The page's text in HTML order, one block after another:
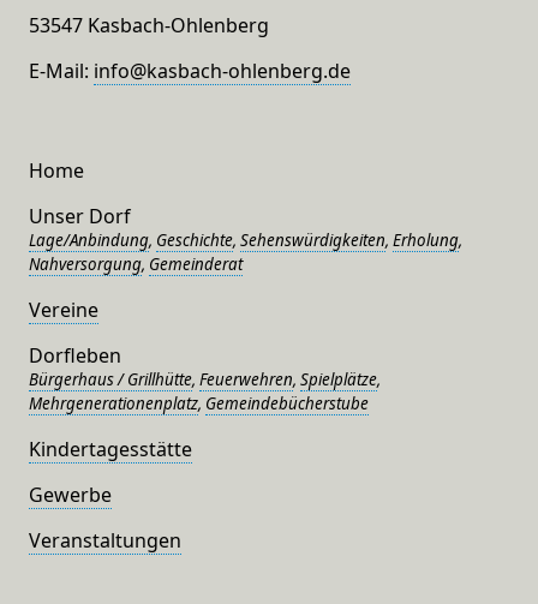
53547 Kasbach-Ohlenberg
E-Mail: info@kasbach-ohlenberg.de
Home
Unser Dorf
Lage/Anbindung, Geschichte, Sehenswürdigkeiten, Erholung,
Nahversorgung, Gemeinderat
Vereine
Dorfleben
Bürgerhaus / Grillhütte, Feuerwehren, Spielplätze,
Mehrgenerationenplatz, Gemeindebücherstube
Kindertagesstätte
Gewerbe
Veranstaltungen